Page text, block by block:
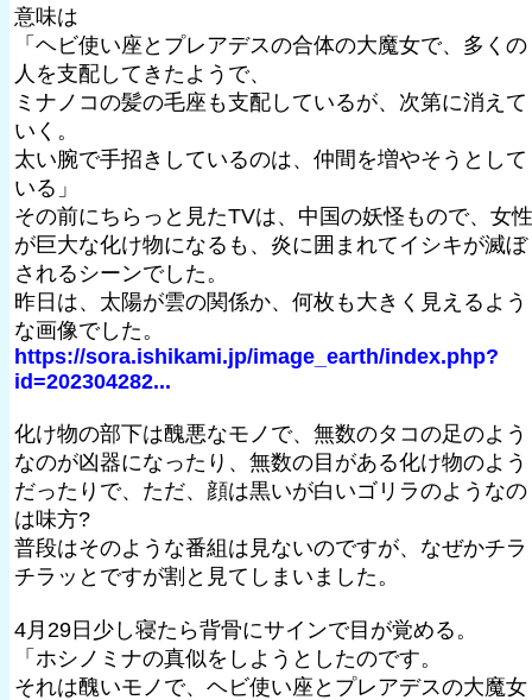
意味は
「ヘビ使い座とプレアデスの合体の大魔女で、多くの
人を支配してきたようで、
ミナノコの髪の毛座も支配しているが、次第に消えて
いく。
太い腕で手招きしているのは、仲間を増やそうとして
いる」
その前にちらっと見たTVは、中国の妖怪もので、女性
が巨大な化け物になるも、炎に囲まれてイシキが滅ぼ
されるシーンでした。
昨日は、太陽が雲の関係か、何枚も大きく見えるよう
な画像でした。
https://sora.ishikami.jp/image_earth/index.php?
id=202304282...
化け物の部下は醜悪なモノで、無数のタコの足のよう
なのが凶器になったり、無数の目がある化け物のよう
だったりで、ただ、顔は黒いが白いゴリラのようなの
は味方?
普段はそのような番組は見ないのですが、なぜかチラ
チラッとですが割と見てしまいました。
4月29日少し寝たら背骨にサインで目が覚める。
「ホシノミナの真似をしようとしたのです。
それは醜いモノで、ヘビ使い座とプレアデスの大魔女